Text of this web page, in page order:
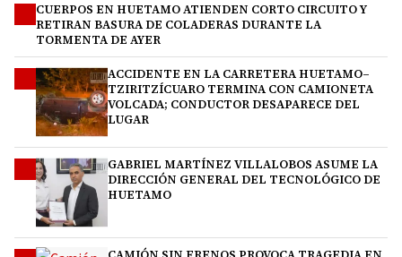
CUERPOS EN HUETAMO ATIENDEN CORTO CIRCUITO Y
RETIRAN BASURA DE COLADERAS DURANTE LA
TORMENTA DE AYER
ACCIDENTE EN LA CARRETERA HUETAMO–
TZIRITZÍCUARO TERMINA CON CAMIONETA
VOLCADA; CONDUCTOR DESAPARECE DEL
LUGAR
GABRIEL MARTÍNEZ VILLALOBOS ASUME LA
DIRECCIÓN GENERAL DEL TECNOLÓGICO DE
HUETAMO